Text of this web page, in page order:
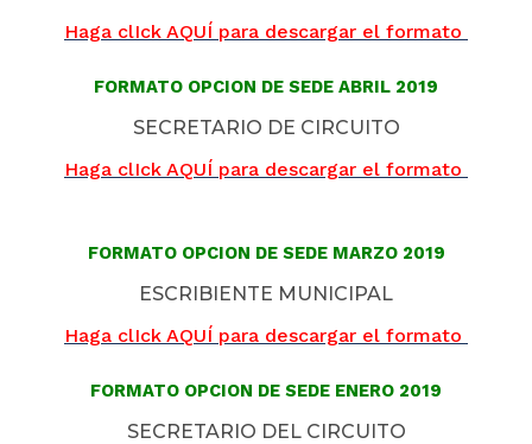
Haga clIck AQUÍ para descargar el formato
FORMATO OPCION DE SEDE ABRIL 2019
SECRETARIO DE CIRCUITO
Haga clIck AQUÍ para descargar el formato
FORMATO OPCION DE SEDE MARZO 2019
ESCRIBIENTE MUNICIPAL
Haga clIck AQUÍ para descargar el formato
FORMATO OPCION DE SEDE ENERO 2019
SECRETARIO DEL CIRCUITO